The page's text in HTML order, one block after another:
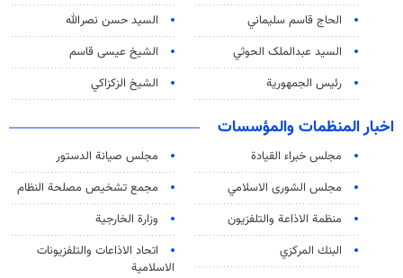
الحاج قاسم سليماني
السيد حسن نصرالله
السید عبدالملک الحوثي
الشيخ عيسى قاسم
رئيس الجمهورية
الشيخ الزكزاكي
اخبار المنظمات والمؤسسات
مجلس خبراء القيادة
مجلس صيانة الدستور
مجلس الشورى الاسلامي
مجمع تشخيص مصلحة النظام
منظمة الاذاعة والتلفزیون
وزارة الخارجية
البنك المركزي
اتحاد الاذاعات والتلفزيونات
الاسلامية